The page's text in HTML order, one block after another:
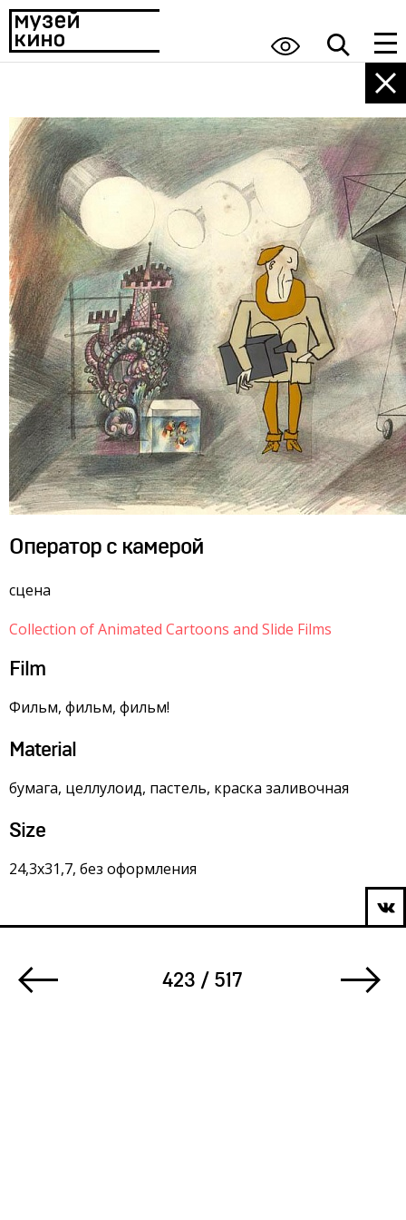
Оператор с камерой
сцена
Collection of Animated Cartoons and Slide Films
Film
Фильм, фильм, фильм!
Material
бумага, целлулоид, пастель, краска заливочная
Size
24,3х31,7, без оформления
423 / 517